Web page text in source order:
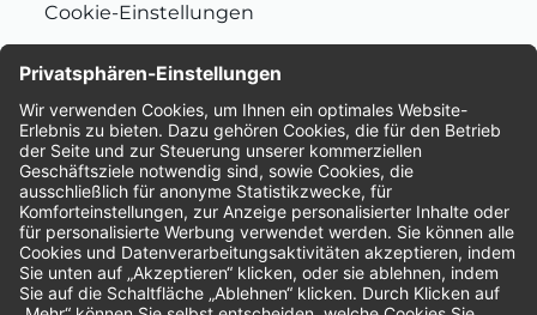
Cookie-Einstellungen
Bewertungen